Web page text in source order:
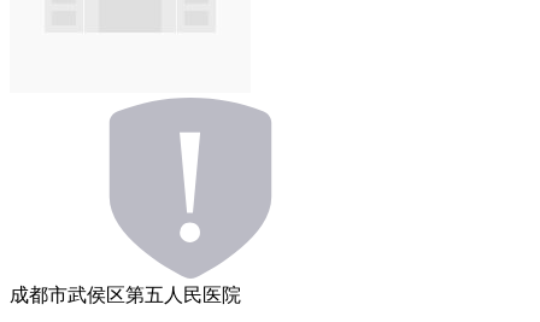
成都市武侯区第五人民医院